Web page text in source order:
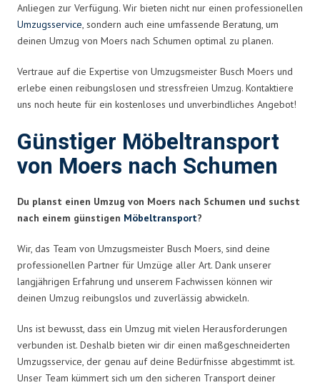
Anliegen zur Verfügung. Wir bieten nicht nur einen professionellen
Umzugsservice, sondern auch eine umfassende Beratung, um
deinen Umzug von Moers nach Schumen optimal zu planen.
Vertraue auf die Expertise von Umzugsmeister Busch Moers und
erlebe einen reibungslosen und stressfreien Umzug. Kontaktiere
uns noch heute für ein kostenloses und unverbindliches Angebot!
Günstiger Möbeltransport
von Moers nach Schumen
Du planst einen Umzug von Moers nach Schumen und suchst
nach einem günstigen Möbeltransport?
Wir, das Team von Umzugsmeister Busch Moers, sind deine
professionellen Partner für Umzüge aller Art. Dank unserer
langjährigen Erfahrung und unserem Fachwissen können wir
deinen Umzug reibungslos und zuverlässig abwickeln.
Uns ist bewusst, dass ein Umzug mit vielen Herausforderungen
verbunden ist. Deshalb bieten wir dir einen maßgeschneiderten
Umzugsservice, der genau auf deine Bedürfnisse abgestimmt ist.
Unser Team kümmert sich um den sicheren Transport deiner